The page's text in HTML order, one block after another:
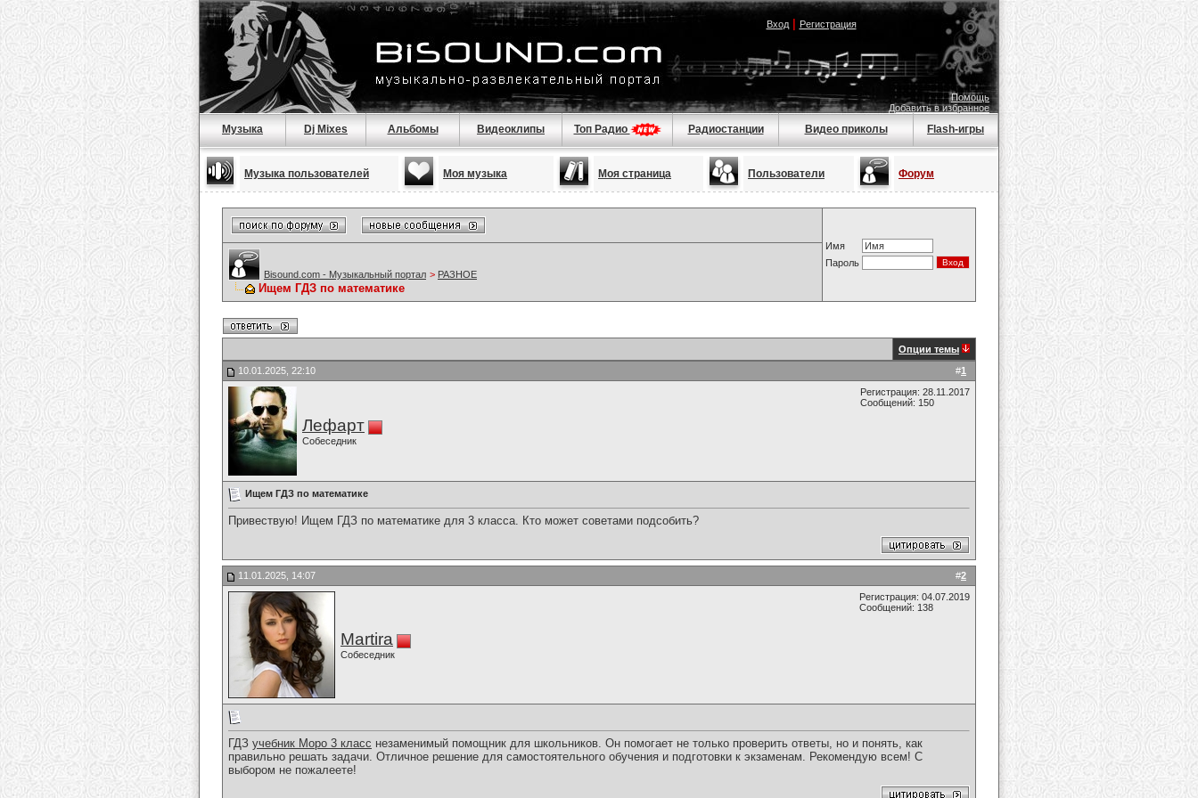
Вход| Регистрация
Помощь
Добавить в избранное
Музыка Dj Mixes Альбомы Видеоклипы Топ Радио Радиостанции Видео приколы Flash-игры
Музыка пользователей Моя музыка Моя страница Пользователи Форум
Имя
Пароль
Bisound.com - Музыкальный портал > РАЗНОЕ
Ищем ГДЗ по математике
Опции темы
#1
10.01.2025, 22:10
Лефарт
Собеседник
Регистрация: 28.11.2017
Сообщений: 150
Ищем ГДЗ по математике
Привествую! Ищем ГДЗ по математике для 3 класса. Кто может советами подсобить?
#2
11.01.2025, 14:07
Martira
Собеседник
Регистрация: 04.07.2019
Сообщений: 138
ГДЗ учебник Моро 3 класс незаменимый помощник для школьников. Он помогает не только проверить ответы, но и понять, как
правильно решать задачи. Отличное решение для самостоятельного обучения и подготовки к экзаменам. Рекомендую всем! С
выбором не пожалеете!